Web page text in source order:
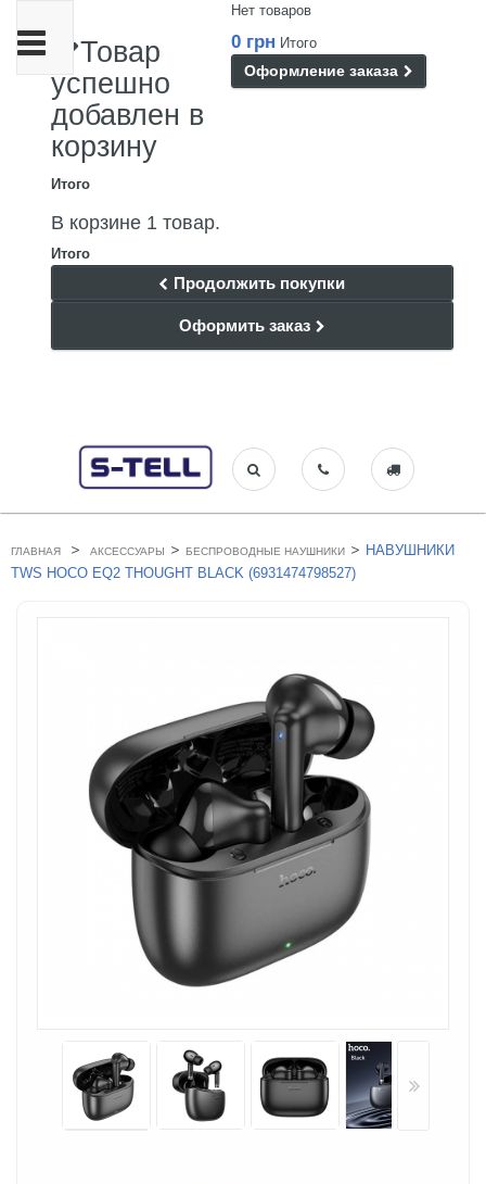
Нет товаров
0 грн Итого
Оформление заказа
Товар
успешно
добавлен в
корзину
Итого
В корзине 1 товар.
Итого
Продолжить покупки
Оформить заказ
Переключить
навигации
ГЛАВНАЯ > АКСЕССУАРЫ > БЕСПРОВОДНЫЕ НАУШНИКИ > НАВУШНИКИ
TWS HOCO EQ2 THOUGHT BLACK (6931474798527)